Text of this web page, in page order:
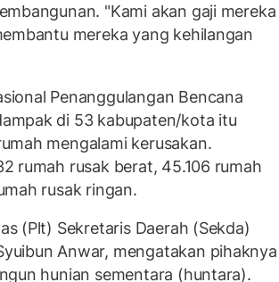
"Kami akan gaji mereka
mereka yang kehilangan
Penanggulangan Bencana
di 53 kabupaten/kota itu
mengalami kerusakan.
rumah rusak berat, 45.106 rumah
rusak ringan.
(Plt) Sekretaris Daerah (Sekda)
Anwar, mengatakan pihaknya
hunian sementara (huntara).